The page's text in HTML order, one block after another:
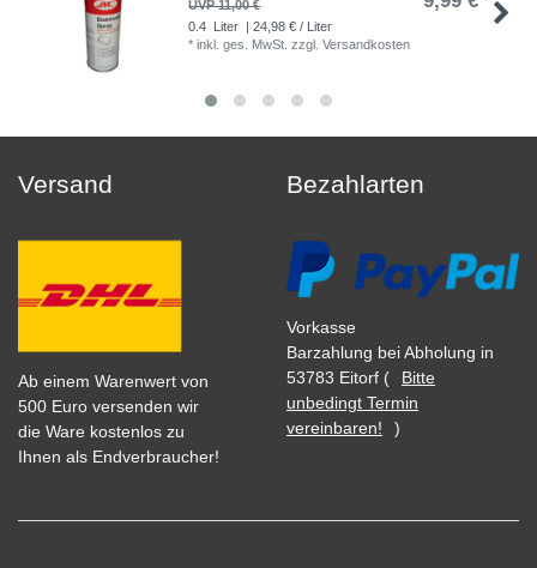
UVP 11,00 €
0.4 Liter | 24,98 € / Liter
*inkl. ges. MwSt. zzgl.Versandkosten
Versand
Ab einem Warenwert von
500 Euro versenden wir
die Ware kostenlos zu
Ihnen als Endverbraucher!
Bezahlarten
Vorkasse
Barzahlung bei Abholung in
53783 Eitorf (
Bitte
unbedingt Termin
vereinbaren!
)